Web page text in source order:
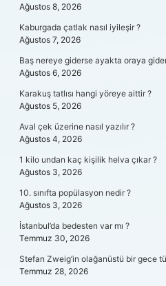
Ağustos 8, 2026
Kaburgada çatlak nasıl iyileşir ?
Ağustos 7, 2026
Baş nereye giderse ayakta oraya
Ağustos 6, 2026
Karakuş tatlısı hangi yöreye aittir ?
Ağustos 5, 2026
Aval çek üzerine nasıl yazılır ?
Ağustos 4, 2026
1 kilo undan kaç kişilik helva çıkar ?
Ağustos 3, 2026
10. sınıfta popülasyon nedir ?
Ağustos 3, 2026
İstanbul’da bedesten var mı ?
Temmuz 30, 2026
Stefan Zweig’in olağanüstü bir gece
Temmuz 28, 2026